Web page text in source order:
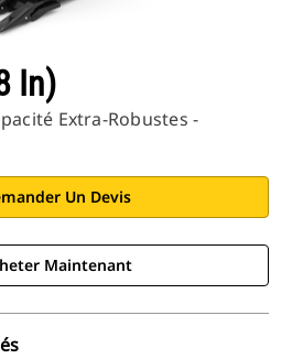
In)
Extra-Robustes -
Un Devis
Maintenant